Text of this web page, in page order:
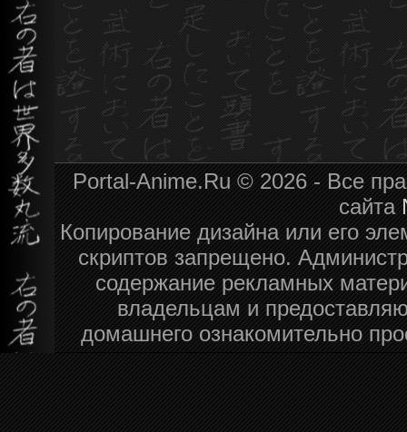
Portal-Anime.Ru © 2026 - Все
сайта
Копирование дизайна или его
скриптов запрещено.
содержание рекламных
владельцам и
домашнего ознакомительно